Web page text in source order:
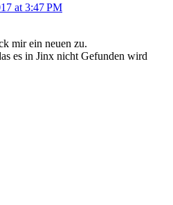
at 3:47 PM
mir ein neuen zu.
es in Jinx nicht Gefunden wird